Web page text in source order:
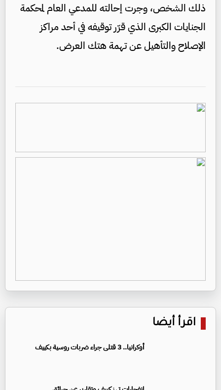
ذلك الشخص، وجرت إحالته للمدعي العام لمحكمة
الجنايات الكبرى الذي قرّر توقيفه في أحد مراكز
الإصلاح والتأهيل عن تهمة هتك العرض.
اقرأ أيضا
أوكرانيا.. 3 قتلى جراء ضربات روسية بكييف